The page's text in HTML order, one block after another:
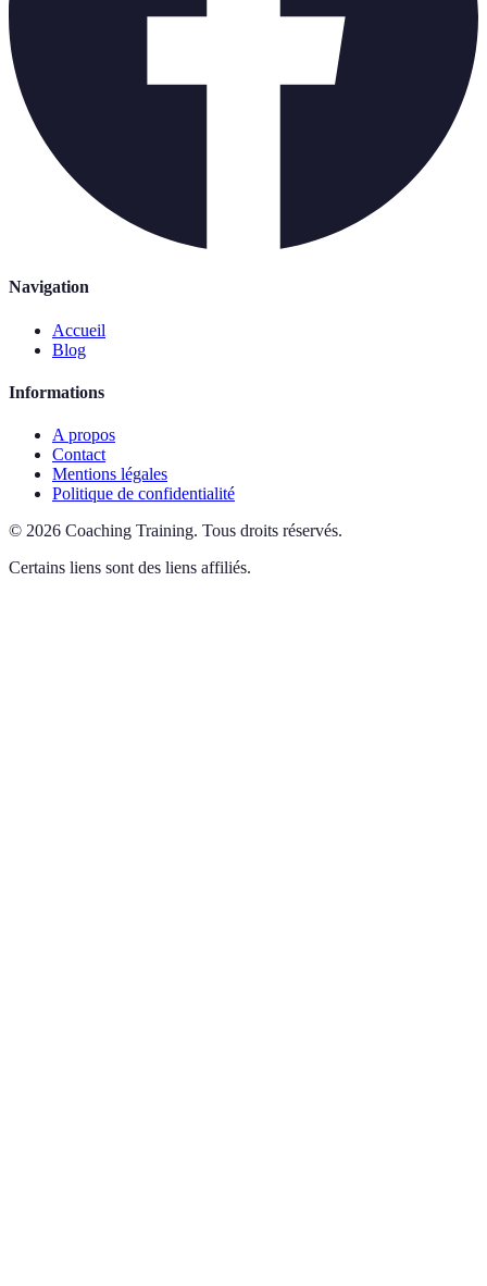
Navigation
Accueil
Blog
Informations
A propos
Contact
Mentions légales
Politique de confidentialité
© 2026 Coaching Training. Tous droits réservés.
Certains liens sont des liens affiliés.